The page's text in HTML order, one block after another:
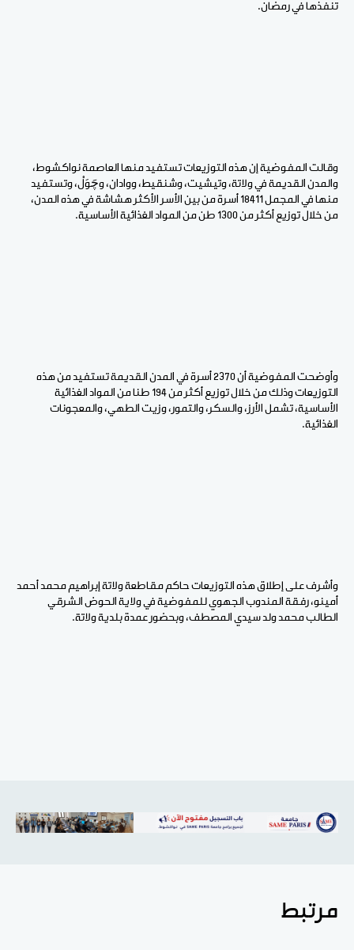
تنفذها في رمضان.
وقالت المفوضية إن هذه التوزيعات تستفيد منها العاصمة نواكشوط،
والمدن القديمة في ولاتة، وتيشيت، وشنقيط، ووادان، وچَوَلْ، وتستفيد
منها في المجمل 18411 أسرة من بين الأسر الأكثر هشاشة في هذه المدن،
من خلال توزيع أكثر من 1300 طن من المواد الغذائية الأساسية.
وأوضحت المفوضية أن 2370 أسرة في المدن القديمة تستفيد من هذه
التوزيعات وذلك من خلال توزيع أكثر من 194 طنا من المواد الغذائية
الأساسية، تشمل الأرز، والسكر، والتمور، وزيت الطهي، والمعجونات
الغذائية.
وأشرف على إطلاق هذه التوزيعات حاكم مقاطعة ولاتة إبراهيم محمد أحمد
أمينو، رفقة المندوب الجهوي للمفوضية في ولاية الحوض الشرقي
الطالب محمد ولد سيدي المصطف، وبحضور عمدة بلدية ولاتة.
مرتبط